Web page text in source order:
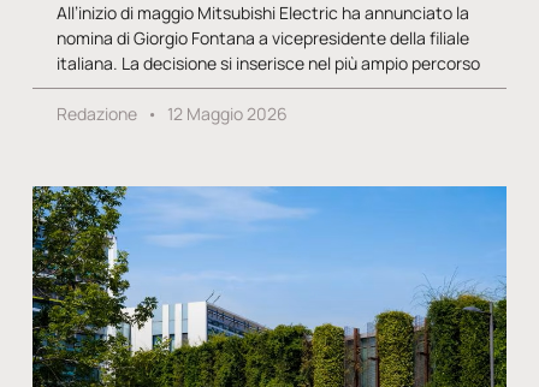
All’inizio di maggio Mitsubishi Electric ha annunciato la
nomina di Giorgio Fontana a vicepresidente della filiale
italiana. La decisione si inserisce nel più ampio percorso
Redazione 12 Maggio 2026